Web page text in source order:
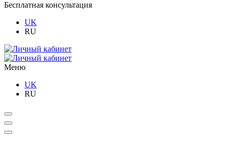
Бесплатная консультация
UK
RU
Меню
UK
RU